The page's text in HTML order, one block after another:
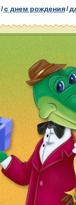
/c днем рождения/